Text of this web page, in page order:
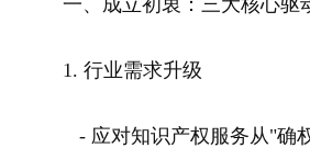
1. 行业需求升级
- 应对知识产权服务从"确